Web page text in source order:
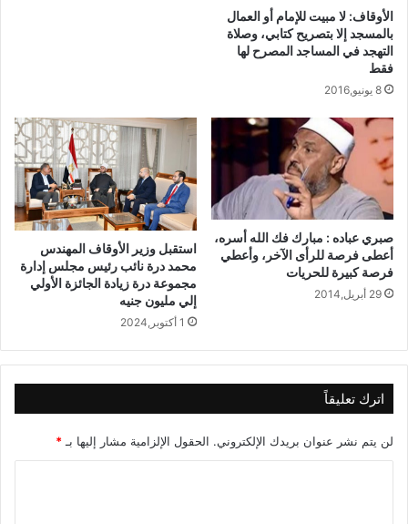
الأوقاف: لا مبيت للإمام أو العمال
بالمسجد إلا بتصريح كتابي، وصلاة
التهجد في المساجد المصرح لها
فقط
8 يونيو,2016
صبري عباده : مبارك فك الله أسره،
أعطى فرصة للرأى الآخر، وأعطي
فرصة كبيرة للحريات
29 أبريل,2014
استقبل وزير الأوقاف المهندس
محمد درة نائب رئيس مجلس إدارة
مجموعة درة زيادة الجائزة الأولي
إلي مليون جنيه
1 أكتوبر,2024
اترك تعليقاً
لن يتم نشر عنوان بريدك الإلكتروني. الحقول الإلزامية مشار إليها بـ *